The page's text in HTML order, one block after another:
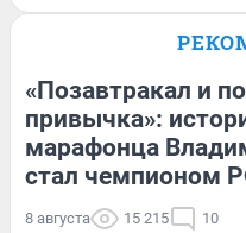
«Позавтракал и
привычка»:
марафонца
стал чемпионом
8 августа 15 215 10